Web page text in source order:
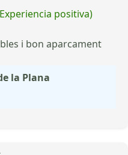
positiva)
i bon aparcament
la Plana